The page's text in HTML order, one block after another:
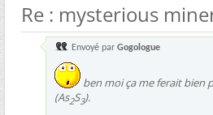
Re : mysterious
Envoyé par Gogologue
ben moi ça me ferait bien
(As2S3).